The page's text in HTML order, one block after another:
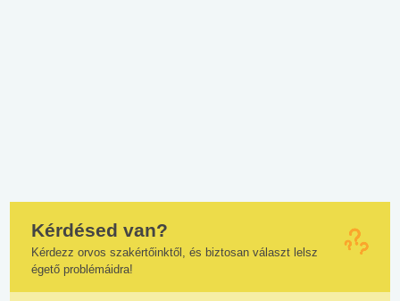
Kérdésed van?
Kérdezz orvos szakértőinktől, és biztosan választ lelsz
égető problémáidra!